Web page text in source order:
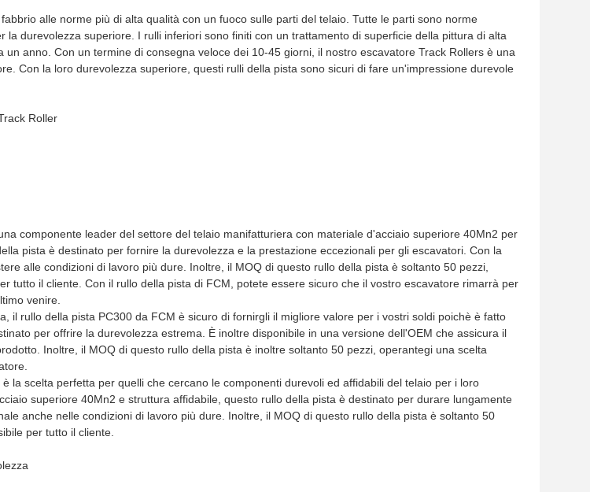
alle norme più di alta qualità con un fuoco sulle parti del telaio. Tutte le parti sono norme
la durevolezza superiore. I rulli inferiori sono finiti con un trattamento di superficie della pittura di alta
un anno. Con un termine di consegna veloce dei 10-45 giorni, il nostro escavatore Track Rollers è una
Con la loro durevolezza superiore, questi rulli della pista sono sicuri di fare un'impressione durevole
Roller
componente leader del settore del telaio manifatturiera con materiale d'acciaio superiore 40Mn2 per
pista è destinato per fornire la durevolezza e la prestazione eccezionali per gli escavatori. Con la
alle condizioni di lavoro più dure. Inoltre, il MOQ di questo rullo della pista è soltanto 50 pezzi,
tutto il cliente. Con il rullo della pista di FCM, potete essere sicuro che il vostro escavatore rimarrà per
venire.
il rullo della pista PC300 da FCM è sicuro di fornirgli il migliore valore per i vostri soldi poichè è fatto
per offrire la durevolezza estrema. È inoltre disponibile in una versione dell'OEM che assicura il
Inoltre, il MOQ di questo rullo della pista è inoltre soltanto 50 pezzi, operantegi una scelta
la scelta perfetta per quelli che cercano le componenti durevoli ed affidabili del telaio per i loro
superiore 40Mn2 e struttura affidabile, questo rullo della pista è destinato per durare lungamente
anche nelle condizioni di lavoro più dure. Inoltre, il MOQ di questo rullo della pista è soltanto 50
per tutto il cliente.